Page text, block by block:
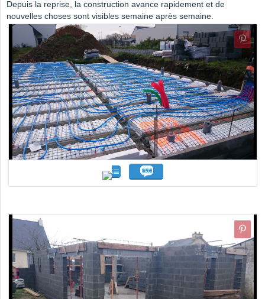
Depuis la reprise, la construction avance rapidement et de
nouvelles choses sont visibles semaine après semaine.